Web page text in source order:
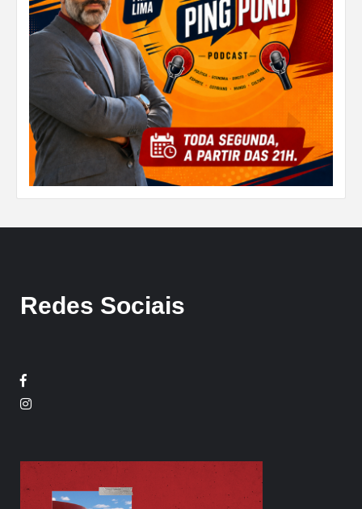
Redes Sociais
Facebook
Twitter